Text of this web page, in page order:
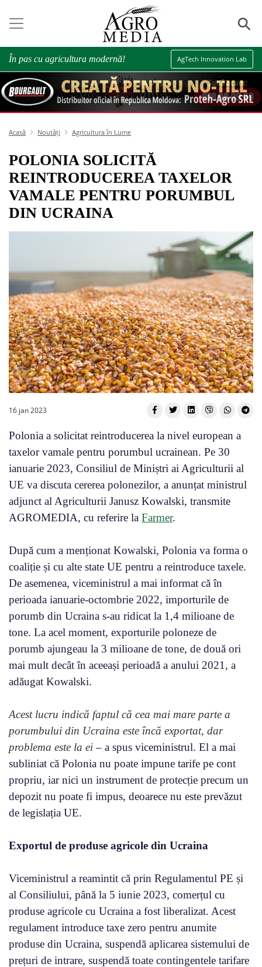
⚲
În pas cu agricultura modernă! AgTech Innovation Lab
Acasă Noutăți Agricultura în Lume
POLONIA SOLICITĂ
REINTRODUCEREA TAXELOR
VAMALE PENTRU PORUMBUL
DIN UCRAINA
16 jan 2023
Polonia a solicitat reintroducerea la nivel european a
taxelor vamale pentru porumbul ucrainean. Pe 30
ianuarie 2023, Consiliul de Miniștri ai Agriculturii al
UE va discuta cererea polonezilor, a anunțat ministrul
adjunct al Agriculturii Janusz Kowalski, transmite
AGROMEDIA, cu referire la Farmer.
După cum a menționat Kowalski, Polonia va forma o
coaliție și cu alte state UE pentru a reintroduce taxele.
De asemenea, viceministrul a mai informat că în
perioada ianuarie-octombrie 2022, importurile de
porumb din Ucraina s-au ridicat la 1,4 milioane de
tone. La acel moment, exporturile poloneze de
porumb ajungeau la 3 milioane de tone, de două ori
mai mult decât în ​​aceeași perioadă a anului 2021, a
adăugat Kowalski.
Acest lucru indică faptul că cea mai mare parte a
porumbului din Ucraina este încă exportat, dar
problema este la ei– a spus viceministrul. El a mai
subliniat că Polonia nu poate impune tarife pe cont
propriu, iar nici un instrument de protecție precum un
depozit nu poate fi impus, deoarece nu este prevăzut
de legislația UE.
Exportul de produse agricole din Ucraina
Viceministrul a reamintit că prin Regulamentul PE și
al Consiliului, până la 5 iunie 2023, comerțul cu
produse agricole cu Ucraina a fost liberalizat. Acest
regulament introduce taxe zero pentru anumite
produse din Ucraina, suspendă aplicarea sistemului de
prețuri de intrare, suspendă toate contingentele tarifare